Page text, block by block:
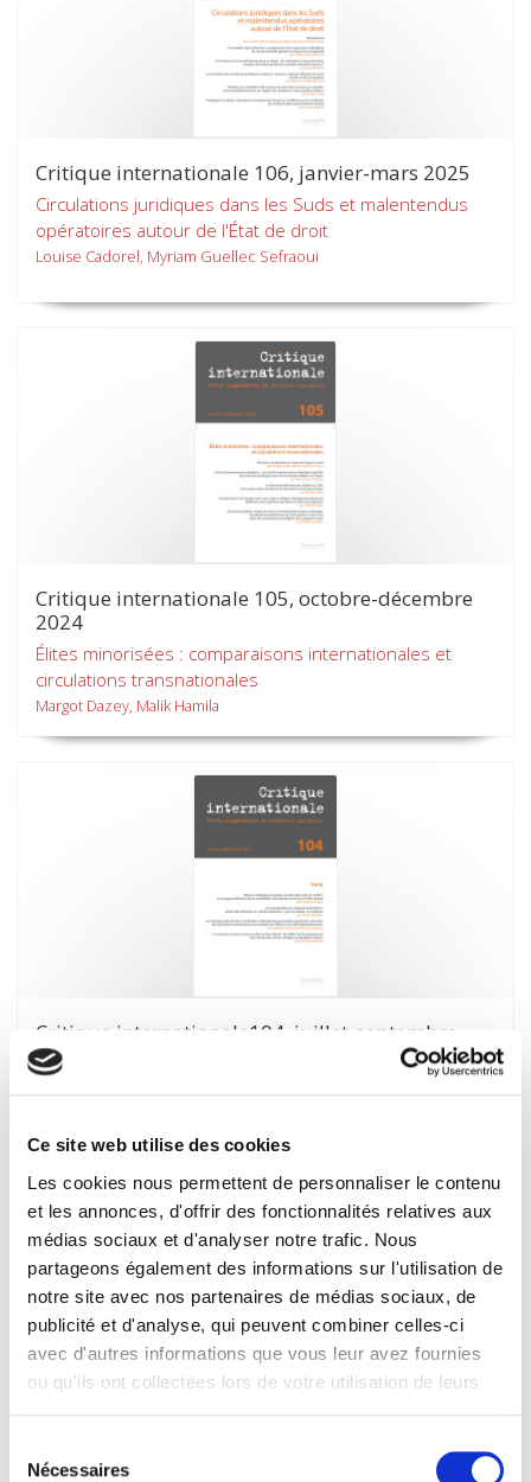
Ce site web utilise des cookies
Les cookies nous permettent de personnaliser le contenu
et les annonces, d'offrir des fonctionnalités relatives aux
médias sociaux et d'analyser notre trafic. Nous
partageons également des informations sur l'utilisation de
notre site avec nos partenaires de médias sociaux, de
publicité et d'analyse, qui peuvent combiner celles-ci
avec d'autres informations que vous leur avez fournies
ou qu'ils ont collectées lors de votre utilisation de leurs
Nécessaires
Critique internationale 106, janvier-mars 2025
Circulations juridiques dans les Suds et malentendus
opératoires autour de l'État de droit
Louise Cadorel, Myriam Guellec Sefraoui
Critique internationale 105, octobre-décembre
2024
Élites minorisées : comparaisons internationales et
circulations transnationales
Margot Dazey, Malik Hamila
Critique internationale104, juillet-septembre
2024
Critique internationale 103, avril-juin 2024